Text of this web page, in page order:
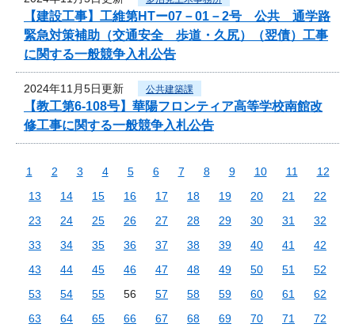
【建設工事】工維第HTー07－01－2号 公共 通学路
緊急対策補助（交通安全 歩道・久尻）（翌債）工事
に関する一般競争入札公告
2024年11月5日更新 公共建築課
【教工第6-108号】華陽フロンティア高等学校南館改
修工事に関する一般競争入札公告
1 2 3 4 5 6 7 8 9 10 11
12
13
14 15 16 17 18 19 20 21
22
23
24 25 26 27 28 29 30 31
32
33
34 35 36 37 38 39 40 41
42
43
44 45 46 47 48 49 50 51
52
53
54 55 56 57 58 59 60 61
62
63
64 65 66 67 68 69 70 71
72